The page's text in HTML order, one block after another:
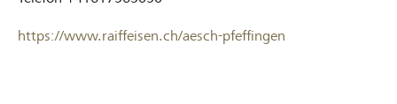
https://www.raiffeisen.ch/aesch-pfeffingen